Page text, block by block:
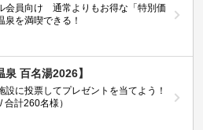
会員向け 通常よりもお得な「特別価
泉を満喫できる！
泉 百名湯2026】
設に投票してプレゼントを当てよう！
合計260名様）